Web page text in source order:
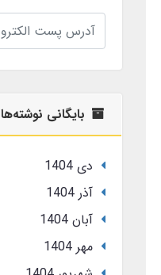
بایگانی نوشته‌ها
دی 1404
آذر 1404
آبان 1404
مهر 1404